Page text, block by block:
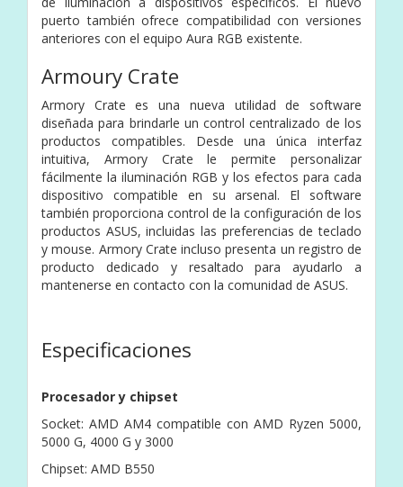
puerto también ofrece compatibilidad con versiones
anteriores con el equipo Aura RGB existente.
Armoury Crate
Armory Crate es una nueva utilidad de software
diseñada para brindarle un control centralizado de los
productos compatibles. Desde una única interfaz
intuitiva, Armory Crate le permite personalizar
fácilmente la iluminación RGB y los efectos para cada
dispositivo compatible en su arsenal. El software
también proporciona control de la configuración de los
productos ASUS, incluidas las preferencias de teclado
y mouse. Armory Crate incluso presenta un registro de
producto dedicado y resaltado para ayudarlo a
mantenerse en contacto con la comunidad de ASUS.
Especificaciones
Procesador y chipset
Socket: AMD AM4 compatible con AMD Ryzen 5000,
5000 G, 4000 G y 3000
Chipset: AMD B550